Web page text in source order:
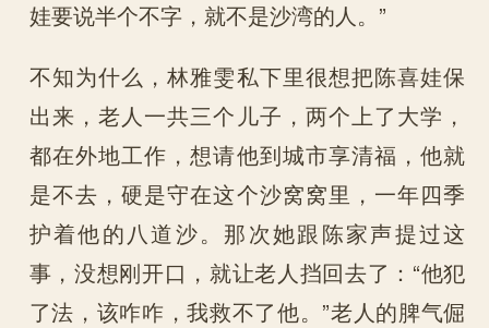
娃要说半个不字，就不是沙湾的人。”
不知为什么，林雅雯私下里很想把陈喜娃保
出来，老人一共三个儿子，两个上了大学，
都在外地工作，想请他到城市享清福，他就
是不去，硬是守在这个沙窝窝里，一年四季
护着他的八道沙。那次她跟陈家声提过这
事，没想刚开口，就让老人挡回去了：“他犯
了法，该咋咋，我救不了他。”老人的脾气倔